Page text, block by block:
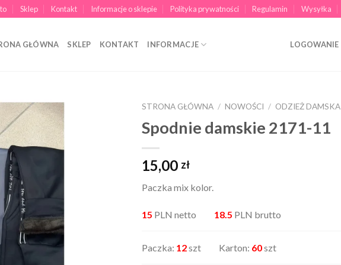
Sklep Kontakt Informacje o sklepie Polityka prywatności Regulamin Wysyłka
GŁÓWNA SKLEP KONTAKT INFORMACJE LOGOWANIE
STRONA GŁÓWNA / NOWOŚCI / ODZIEŻ DAMSKA
Spodnie damskie 2171-11
15,00 zł
Paczka mix kolor.
15 PLN netto 18.5 PLN brutto
Paczka: 12szt Karton: 60szt